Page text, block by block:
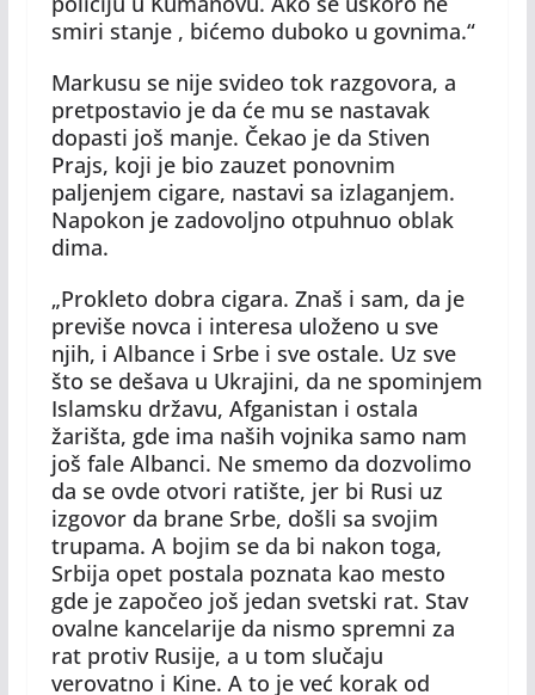
smiri stanje , bićemo duboko u govnima.“
Markusu se nije svideo tok razgovora, a
pretpostavio je da će mu se nastavak
dopasti još manje. Čekao je da Stiven
Prajs, koji je bio zauzet ponovnim
paljenjem cigare, nastavi sa izlaganjem.
Napokon je zadovoljno otpuhnuo oblak
dima.
„Prokleto dobra cigara. Znaš i sam, da je
previše novca i interesa uloženo u sve
njih, i Albance i Srbe i sve ostale. Uz sve
što se dešava u Ukrajini, da ne spominjem
Islamsku državu, Afganistan i ostala
žarišta, gde ima naših vojnika samo nam
još fale Albanci. Ne smemo da dozvolimo
da se ovde otvori ratište, jer bi Rusi uz
izgovor da brane Srbe, došli sa svojim
trupama. A bojim se da bi nakon toga,
Srbija opet postala poznata kao mesto
gde je započeo još jedan svetski rat. Stav
ovalne kancelarije da nismo spremni za
rat protiv Rusije, a u tom slučaju
verovatno i Kine. A to je već korak od